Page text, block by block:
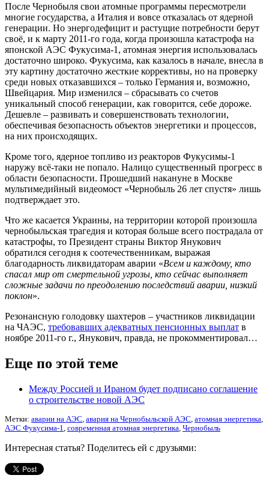
После Чернобыля свои атомные программы пересмотрели
многие государства, а Италия и вовсе отказалась от ядерной
генерации. Но энергодефицит и растущие потребности берут
своё, и к марту 2011-го года, когда произошла катастрофа на
японской АЭС Фукусима-1, атомная энергия использовалась
достаточно широко. Фукусима, как казалось в начале, внесла в
эту картину достаточно жесткие коррективы, но на проверку
среди новых отказавшихся – только Германия и, возможно,
Швейцария. Мир изменился – сбрасывать со счетов
уникальный способ генерации, как говорится, себе дороже.
Дешевле – развивать и совершенствовать технологии,
обеспечивая безопасность объектов энергетики и процессов,
на них происходящих.
Кроме того, ядерное топливо из реакторов Фукусимы-1
наружу всё-таки не попало. Налицо существенный прогресс в
области безопасности. Прошедший накануне в Москве
мультимедийный видеомост «Чернобыль 26 лет спустя» лишь
подтверждает это.
Что же касается Украины, на территории которой произошла
чернобыльская трагедия и которая больше всего пострадала от
катастрофы, то Президент страны Виктор Янукович
обратился сегодня к соотечественникам, выражая
благодарность ликвидаторам аварии «Всем и каждому, кто
спасал мир от смертельной угрозы, кто сейчас выполняет
сложные задачи по преодолению последствий аварии, низкий
поклон».
Резонансную голодовку шахтеров – участников ликвидации
на ЧАЭС, требовавших адекватных пенсионных выплат в
ноябре 2011-го г., Янукович, правда, не прокомментировал…
Еще по этой теме
Между Россией и Ираном будет подписано соглашение
о строительстве новой АЭС
Метки: аварии на АЭС авария на Чернобыльской АЭС атомная энергетика
АЭС Фукусима-1
современная атомная энергетика Чернобыль
Интересная статья? Поделитесь ей с друзьями: